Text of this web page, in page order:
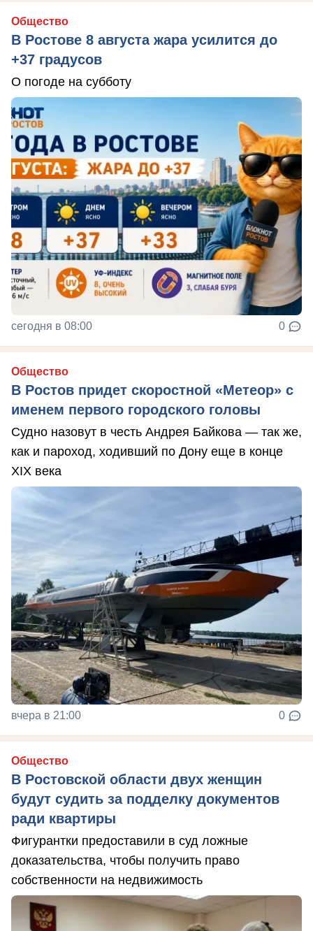
Общество
В Ростове 8 августа жара усилится до
+37 градусов
О погоде на субботу
сегодня в 08:00 0
Общество
В Ростов придет скоростной «Метеор» с
именем первого городского головы
Судно назовут в честь Андрея Байкова — так же,
как и пароход, ходивший по Дону еще в конце
XIX века
вчера в 21:00 0
Общество
В Ростовской области двух женщин
будут судить за подделку документов
ради квартиры
Фигурантки предоставили в суд ложные
доказательства, чтобы получить право
собственности на недвижимость